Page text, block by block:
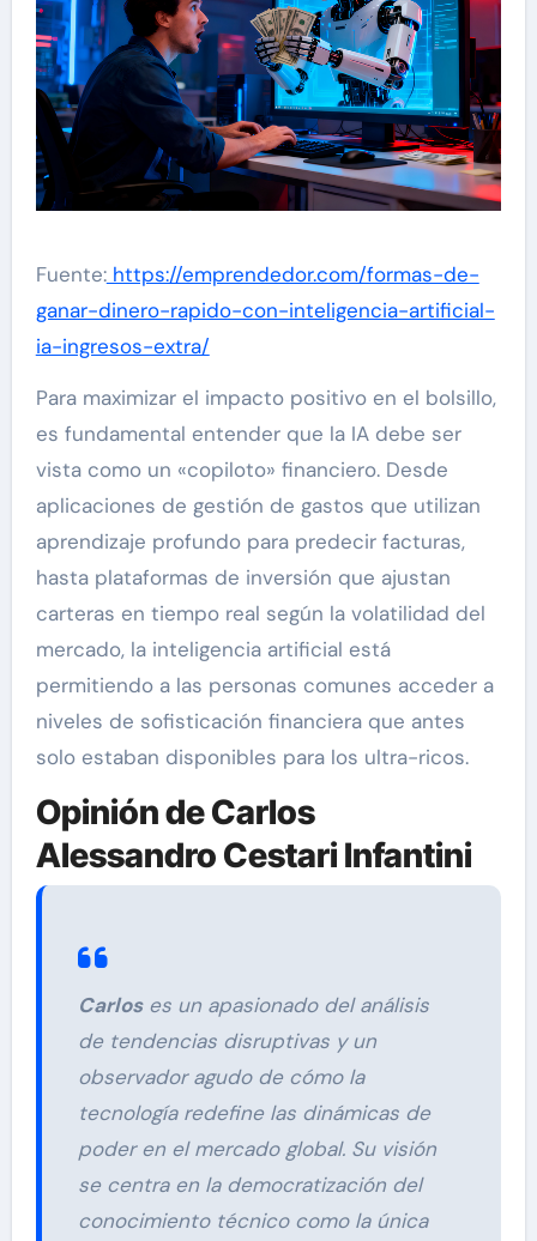
Fuente:https://emprendedor.com/formas-de-
ganar-dinero-rapido-con-inteligencia-artificial-
ia-ingresos-extra/
Para maximizar el impacto positivo en el bolsillo,
es fundamental entender que la IA debe ser
vista como un «copiloto» financiero. Desde
aplicaciones de gestión de gastos que utilizan
aprendizaje profundo para predecir facturas,
hasta plataformas de inversión que ajustan
carteras en tiempo real según la volatilidad del
mercado, la inteligencia artificial está
permitiendo a las personas comunes acceder a
niveles de sofisticación financiera que antes
solo estaban disponibles para los ultra-ricos.
Opinión de Carlos
Alessandro Cestari Infantini
Carloses un apasionado del análisis
de tendencias disruptivas y un
observador agudo de cómo la
tecnología redefine las dinámicas de
poder en el mercado global. Su visión
se centra en la democratización del
conocimiento técnico como la única